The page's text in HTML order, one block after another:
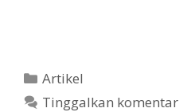
Artikel
Tinggalkan komentar